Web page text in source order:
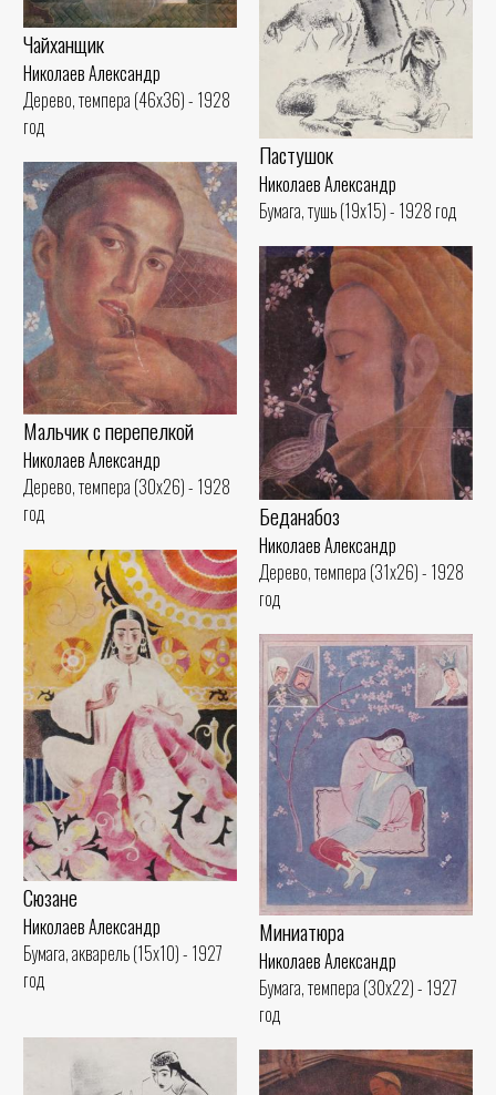
Чайханщик
Николаев Александр
Дерево, темпера (46x36) - 1928
год
Пастушок
Николаев Александр
Бумага, тушь (19x15) - 1928 год
Мальчик с перепелкой
Николаев Александр
Дерево, темпера (30x26) - 1928
год
Беданабоз
Николаев Александр
Дерево, темпера (31x26) - 1928
год
Сюзане
Николаев Александр
Бумага, акварель (15x10) - 1927
год
Миниатюра
Николаев Александр
Бумага, темпера (30x22) - 1927
год